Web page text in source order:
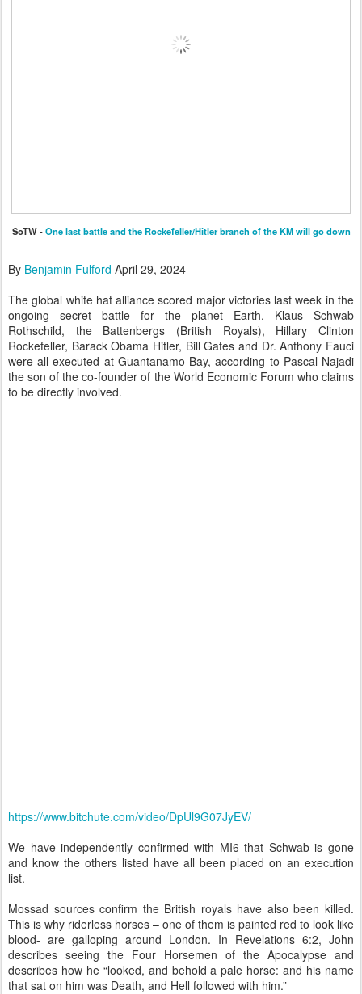
SoTW -One last battle and the Rockefeller/Hitler branch of the KM will go down
By Benjamin Fulford April 29, 2024
The global white hat alliance scored major victories last week in the
ongoing secret battle for the planet Earth. Klaus Schwab
Rothschild, the Battenbergs (British Royals), Hillary Clinton
Rockefeller, Barack Obama Hitler, Bill Gates and Dr. Anthony Fauci
were all executed at Guantanamo Bay, according to Pascal Najadi
the son of the co-founder of the World Economic Forum who claims
to be directly involved.
https://www.bitchute.com/video/DpUl9G07JyEV/
We have independently confirmed with MI6 that Schwab is gone
and know the others listed have all been placed on an execution
list.
Mossad sources confirm the British royals have also been killed.
This is why riderless horses – one of them is painted red to look like
blood- are galloping around London. In Revelations 6:2, John
describes seeing the Four Horsemen of the Apocalypse and
describes how he “looked, and behold a pale horse: and his name
that sat on him was Death, and Hell followed with him.”